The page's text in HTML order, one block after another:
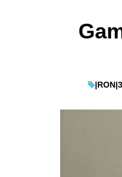
|RON|